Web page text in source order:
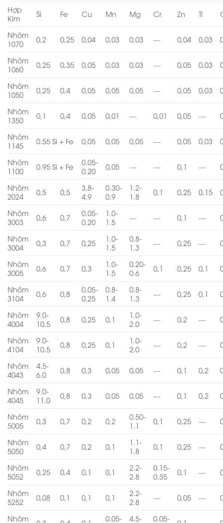
Hợp
Kim
Si Fe Cu Mn Mg Cr Zn Ti
Nhôm
1070
0,2 0,25 0,04 0,03 0,03 — 0,04 0,03
Nhôm
1060
0,25 0,35 0,05 0,03 0,03 — 0,05 0,03
Nhôm
1050
0,25 0,4 0,05 0,05 0,05 — 0,05 0,03
Nhôm
1350
0,1 0,4 0,05 0,01 — 0,01 0,05 —
Nhôm
1145
0.55 Si + Fe 0,05 0,05 0,05 — 0,05 0,03
Nhôm
1100
0.95 Si + Fe
0.05-
0.20
0,05 — — 0,1 —
Nhôm
2024
0,5 0,5
3.8-
4.9
0.30-
0.9
1.2-
1.8
0,1 0,25 0,15
Nhôm
3003
0,6 0,7
0.05-
0.20
1.0-
1.5
— — 0,1 —
Nhôm
3004
0,3 0,7 0,25
1.0-
1.5
0.8-
1.3
— 0,25 —
Nhôm
3005
0,6 0,7 0,3
1.0-
1.5
0.20-
0.6
0,1 0,25 0,1
Nhôm
3104
0,6 0,8
0.05-
0.25
0.8-
1.4
0.8-
1.3
— 0,25 0,1
Nhôm
4004
9.0-
10.5
0,8 0,25 0,1
1.0-
2.0
— 0,2 —
Nhôm
4104
9.0-
10.5
0,8 0,25 0,1
1.0-
2.0
— 0,2 —
Nhôm
4043
4.5-
6.0
0,8 0,3 0,05 0,05 — 0,1 0,2
Nhôm
4045
9.0-
11.0
0,8 0,3 0,05 0,05 — 0,1 0,2
Nhôm
5005
0,3 0,7 0,2 0,2
0.50-
1.1
0,1 0,25 —
Nhôm
5050
0,4 0,7 0,2 0,1
1.1-
1.8
0,1 0,25 —
Nhôm
5052
0,25 0,4 0,1 0,1
2.2-
2.8
0.15-
0.35
0,1 —
Nhôm
5252
0,08 0,1 0,1 0,1
2.2-
2.8
— 0,05 —
Nhôm
0.05-
4.5-
0.05-